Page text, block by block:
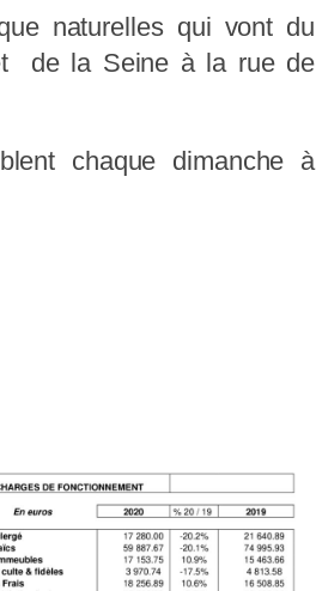
naturelles qui vont du
de la Seine à la rue de
chaque dimanche à